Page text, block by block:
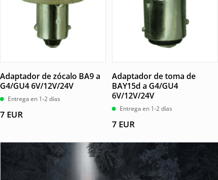
Adaptador de zócalo BA9 a
G4/GU4 6V/12V/24V
Entrega en 1-2 días
7 EUR
Adaptador de toma de
BAY15d a G4/GU4
6V/12V/24V
Entrega en 1-2 días
7 EUR